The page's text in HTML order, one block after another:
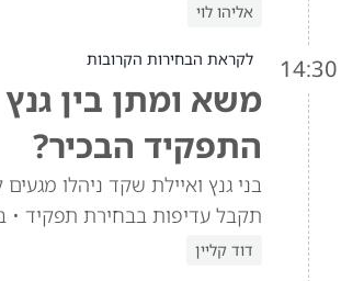
אליהו לוי
14:30 לקראת הבחירות הקרובות
משא ומתן בין
התפקיד הבכיר?
בני גנץ ואיילת שקד ניהלו
תקבל עדיפות בבחירת תפקיד
דוד קליין